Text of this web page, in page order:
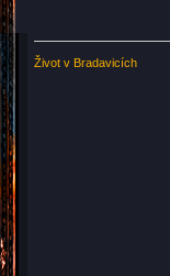
Život v Bradavicích